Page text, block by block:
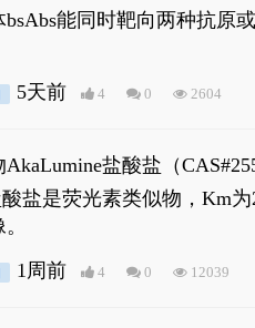
能同时靶向两种抗原
5天前 4 0 2604
盐酸盐（
幅增强成像信噪比，从而
盐是荧光素类似物，Km
1周前 4 0 12039